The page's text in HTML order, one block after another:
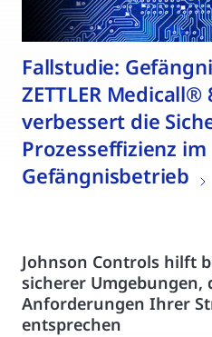
Fallstudie:
ZETTLER
verbessert die
Prozesseffizienz im
Gefängnisbetrieb
Johnson Controls hilft
sicherer Umgebungen,
Anforderungen Ihrer
entsprechen